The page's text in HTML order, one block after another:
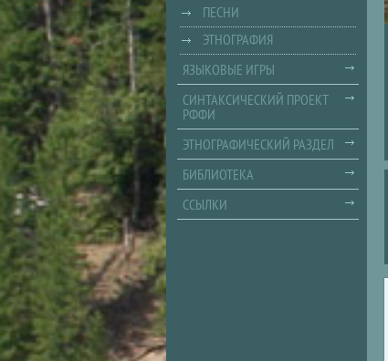
ПЕСНИ
ЭТНОГРАФИЯ
ЯЗЫКОВЫЕ ИГРЫ
СИНТАКСИЧЕСКИЙ ПРОЕКТ
РФФИ
ЭТНОГРАФИЧЕСКИЙ РАЗДЕЛ
БИБЛИОТЕКА
ССЫЛКИ